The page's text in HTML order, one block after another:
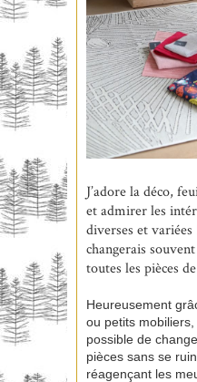
J’adore la déco,
et admirer les
diverses et
changerais
toutes les pièces
Heureusement
ou petits
possible de
pièces sans se
réagençant les